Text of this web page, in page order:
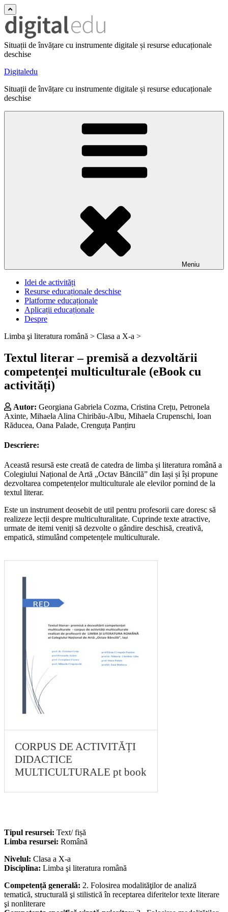
Situații de învățare cu instrumente digitale și resurse educaționale
deschise
Digitaledu
Situații de învățare cu instrumente digitale și resurse educaționale
deschise
Meniu
Idei de activități
Resurse educaționale deschise
Platforme educaționale
Aplicații educaționale
Despre
Limba şi literatura română > Clasa a X-a >
Textul literar – premisă a dezvoltării
competenței multiculturale (eBook cu
activități)
Autor: Georgiana Gabriela Cozma, Cristina Crețu, Petronela
Axinte, Mihaela Alina Chiribău-Albu, Mihaela Crupenschi, Ioan
Răducea, Oana Palade, Crenguța Panțiru
Descriere:
Această resursă este creată de catedra de limba și literatura română a
Colegiului Național de Artă „Octav Băncilă” din Iași și își propune
dezvoltarea competențelor multiculturale ale elevilor pornind de la
textul literar.
Este un instrument deosebit de util pentru profesorii care doresc să
realizeze lecții despre multiculturalitate. Cuprinde texte atractive,
urmate de itemi veniți să dezvolte o gândire deschisă, creativă,
empatică, stimulând competențele multiculturale.
CORPUS DE ACTIVITĂȚI
DIDACTICE
MULTICULTURALE pt book
Tipul resursei: Text/ fișă
Limba resursei: Română
Nivelul: Clasa a X-a
Disciplina: Limba şi literatura română
Competență generală: 2. Folosirea modalităţilor de analiză
tematică, structurală şi stilistică în receptarea diferitelor texte literare
şi nonliterare